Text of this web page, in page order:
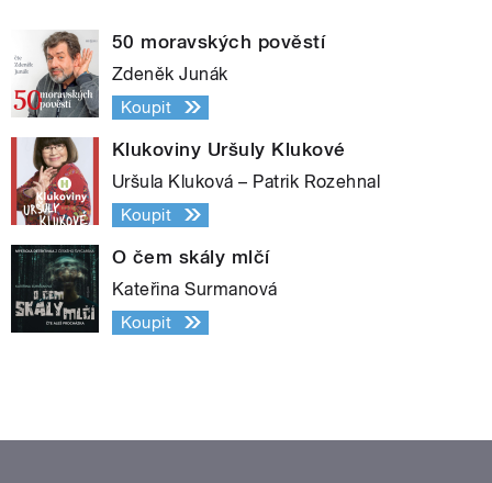
50 moravských pověstí
Zdeněk Junák
Koupit
Klukoviny Uršuly Klukové
Uršula Kluková – Patrik Rozehnal
Koupit
O čem skály mlčí
Kateřina Surmanová
Koupit